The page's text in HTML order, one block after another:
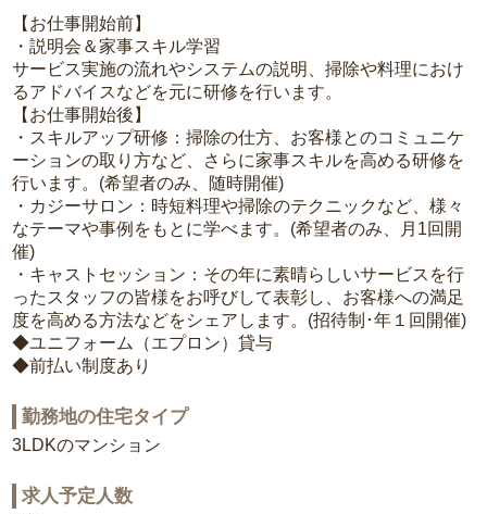
【お仕事開始前】
・説明会＆家事スキル学習
サービス実施の流れやシステムの説明、掃除や料理におけ
るアドバイスなどを元に研修を行います。
【お仕事開始後】
・スキルアップ研修：掃除の仕方、お客様とのコミュニケ
ーションの取り方など、さらに家事スキルを高める研修を
行います。(希望者のみ、随時開催)
・カジーサロン：時短料理や掃除のテクニックなど、様々
なテーマや事例をもとに学べます。(希望者のみ、月1回開
催)
・キャストセッション：その年に素晴らしいサービスを行
ったスタッフの皆様をお呼びして表彰し、お客様への満足
度を高める方法などをシェアします。(招待制･年１回開催)
◆ユニフォーム（エプロン）貸与
◆前払い制度あり
勤務地の住宅タイプ
3LDKのマンション
求人予定人数